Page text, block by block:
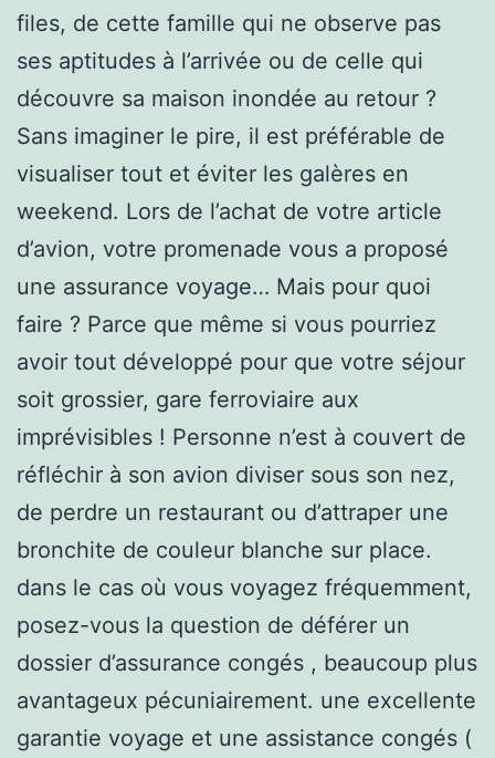
files, de cette famille qui ne observe pas
ses aptitudes à l’arrivée ou de celle qui
découvre sa maison inondée au retour ?
Sans imaginer le pire, il est préférable de
visualiser tout et éviter les galères en
weekend. Lors de l’achat de votre article
d’avion, votre promenade vous a proposé
une assurance voyage… Mais pour quoi
faire ? Parce que même si vous pourriez
avoir tout développé pour que votre séjour
soit grossier, gare ferroviaire aux
imprévisibles ! Personne n’est à couvert de
réfléchir à son avion diviser sous son nez,
de perdre un restaurant ou d’attraper une
bronchite de couleur blanche sur place.
dans le cas où vous voyagez fréquemment,
posez-vous la question de déférer un
dossier d’assurance congés , beaucoup plus
avantageux pécuniairement. une excellente
garantie voyage et une assistance congés (